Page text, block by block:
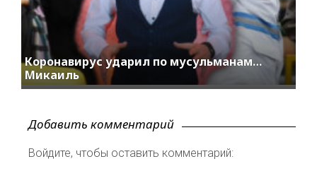
Коронавирус ударил по мусульманам…
Микаиль
Добавить комментарий
Войдите, чтобы оставить комментарий: